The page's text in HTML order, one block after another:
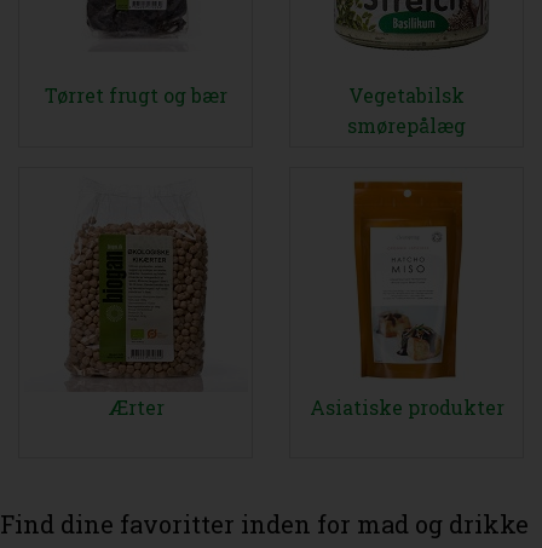
Tørret frugt og bær
Vegetabilsk
smørepålæg
Ærter Asiatiske produkter
Find dine favoritter inden for mad og drikke